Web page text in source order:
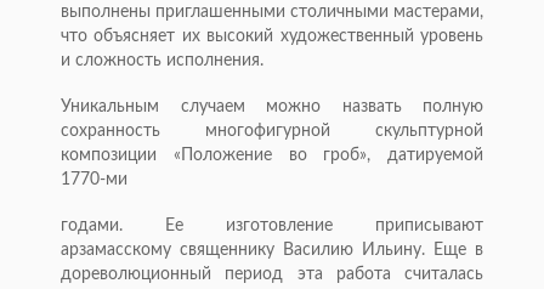
выполнены приглашенными столичными мастерами,
что объясняет их высокий художественный уровень
и сложность исполнения.
Уникальным случаем можно назвать полную
сохранность многофигурной скульптурной
композиции «Положение во гроб», датируемой
1770-ми
годами. Ее изготовление приписывают
арзамасскому священнику Василию Ильину. Еще в
дореволюционный период эта работа считалась